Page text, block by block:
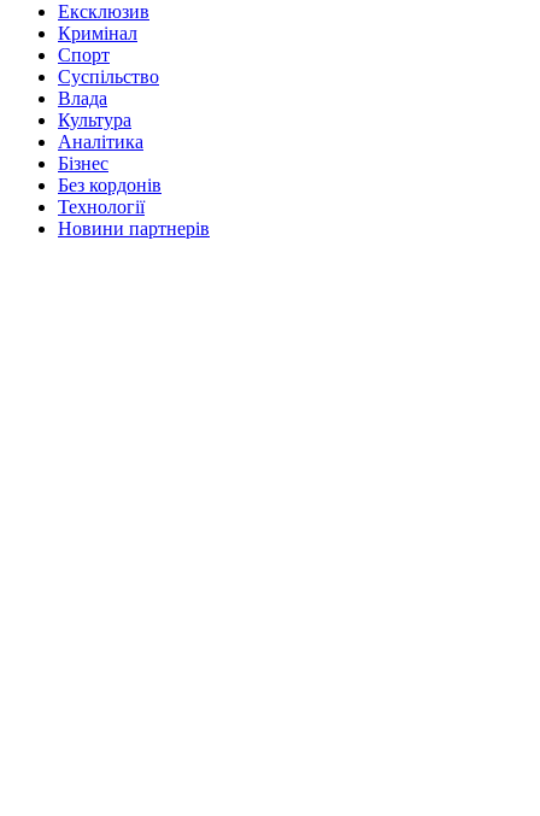
Ексклюзив
Кримінал
Спорт
Суспільство
Влада
Культура
Аналітика
Бізнес
Без кордонів
Технології
Новини партнерів